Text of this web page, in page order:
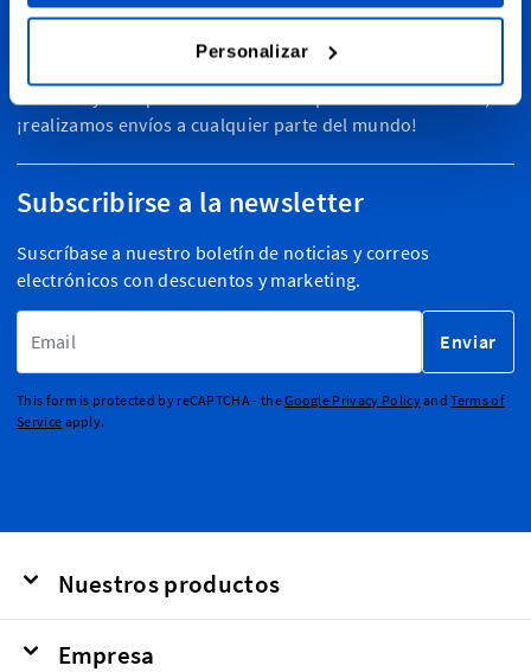
Personalizar
Dutch Label Shop realiza envíos a toda España, desde
¡realizamos envíos a cualquier parte del mundo!
Subscribirse a la newsletter
Suscríbase a nuestro boletín de noticias y correos
electrónicos con descuentos y marketing.
Enviar
This form is protected by reCAPTCHA - theGoogle Privacy PolicyandTerms of
Service apply.
Nuestros productos
Empresa